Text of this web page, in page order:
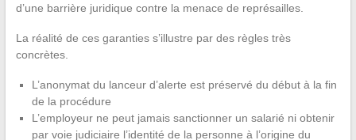
d’une barrière juridique contre la menace de représailles.
La réalité de ces garanties s’illustre par des règles très
concrètes.
L’anonymat du lanceur d’alerte est préservé du début à la fin
de la procédure
L’employeur ne peut jamais sanctionner un salarié ni obtenir
par voie judiciaire l’identité de la personne à l’origine du